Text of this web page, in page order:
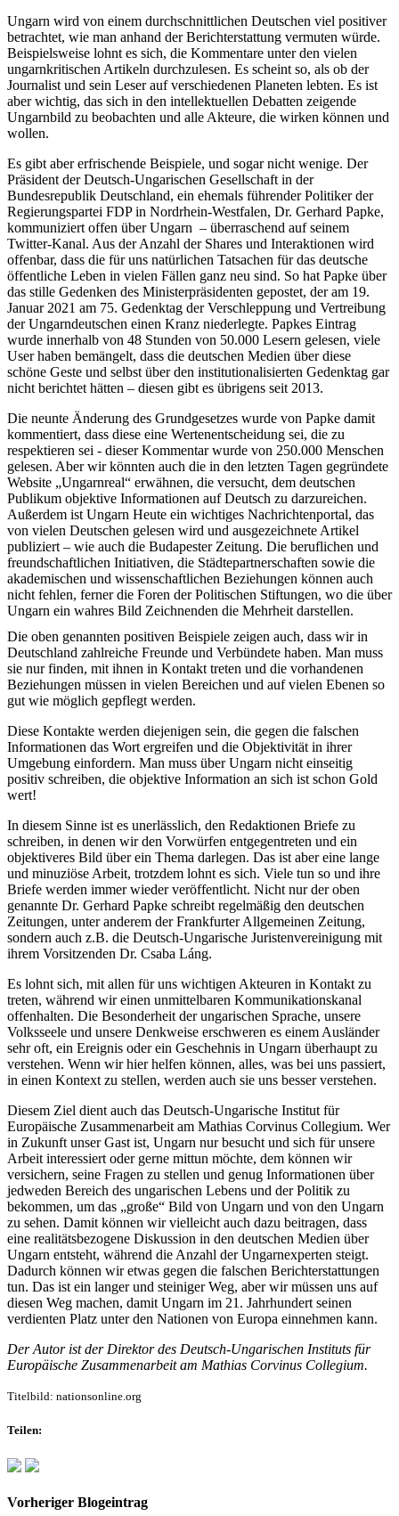
Ungarn wird von einem durchschnittlichen Deutschen viel positiver
betrachtet, wie man anhand der Berichterstattung vermuten würde.
Beispielsweise lohnt es sich, die Kommentare unter den vielen
ungarnkritischen Artikeln durchzulesen. Es scheint so, als ob der
Journalist und sein Leser auf verschiedenen Planeten lebten. Es ist
aber wichtig, das sich in den intellektuellen Debatten zeigende
Ungarnbild zu beobachten und alle Akteure, die wirken können und
wollen.
Es gibt aber erfrischende Beispiele, und sogar nicht wenige. Der
Präsident der Deutsch-Ungarischen Gesellschaft in der
Bundesrepublik Deutschland, ein ehemals führender Politiker der
Regierungspartei FDP in Nordrhein-Westfalen, Dr. Gerhard Papke,
kommuniziert offen über Ungarn – überraschend auf seinem
Twitter-Kanal. Aus der Anzahl der Shares und Interaktionen wird
offenbar, dass die für uns natürlichen Tatsachen für das deutsche
öffentliche Leben in vielen Fällen ganz neu sind. So hat Papke über
das stille Gedenken des Ministerpräsidenten gepostet, der am 19.
Januar 2021 am 75. Gedenktag der Verschleppung und Vertreibung
der Ungarndeutschen einen Kranz niederlegte. Papkes Eintrag
wurde innerhalb von 48 Stunden von 50.000 Lesern gelesen, viele
User haben bemängelt, dass die deutschen Medien über diese
schöne Geste und selbst über den institutionalisierten Gedenktag gar
nicht berichtet hätten – diesen gibt es übrigens seit 2013.
Die neunte Änderung des Grundgesetzes wurde von Papke damit
kommentiert, dass diese eine Wertenentscheidung sei, die zu
respektieren sei - dieser Kommentar wurde von 250.000 Menschen
gelesen. Aber wir könnten auch die in den letzten Tagen gegründete
Website „Ungarnreal“ erwähnen, die versucht, dem deutschen
Publikum objektive Informationen auf Deutsch zu darzureichen.
Außerdem ist Ungarn Heute ein wichtiges Nachrichtenportal, das
von vielen Deutschen gelesen wird und ausgezeichnete Artikel
publiziert – wie auch die Budapester Zeitung. Die beruflichen und
freundschaftlichen Initiativen, die Städtepartnerschaften sowie die
akademischen und wissenschaftlichen Beziehungen können auch
nicht fehlen, ferner die Foren der Politischen Stiftungen, wo die über
Ungarn ein wahres Bild Zeichnenden die Mehrheit darstellen.
Die oben genannten positiven Beispiele zeigen auch, dass wir in
Deutschland zahlreiche Freunde und Verbündete haben. Man muss
sie nur finden, mit ihnen in Kontakt treten und die vorhandenen
Beziehungen müssen in vielen Bereichen und auf vielen Ebenen so
gut wie möglich gepflegt werden.
Diese Kontakte werden diejenigen sein, die gegen die falschen
Informationen das Wort ergreifen und die Objektivität in ihrer
Umgebung einfordern. Man muss über Ungarn nicht einseitig
positiv schreiben, die objektive Information an sich ist schon Gold
wert!
In diesem Sinne ist es unerlässlich, den Redaktionen Briefe zu
schreiben, in denen wir den Vorwürfen entgegentreten und ein
objektiveres Bild über ein Thema darlegen. Das ist aber eine lange
und minuziöse Arbeit, trotzdem lohnt es sich. Viele tun so und ihre
Briefe werden immer wieder veröffentlicht. Nicht nur der oben
genannte Dr. Gerhard Papke schreibt regelmäßig den deutschen
Zeitungen, unter anderem der Frankfurter Allgemeinen Zeitung,
sondern auch z.B. die Deutsch-Ungarische Juristenvereinigung mit
ihrem Vorsitzenden Dr. Csaba Láng.
Es lohnt sich, mit allen für uns wichtigen Akteuren in Kontakt zu
treten, während wir einen unmittelbaren Kommunikationskanal
offenhalten. Die Besonderheit der ungarischen Sprache, unsere
Volksseele und unsere Denkweise erschweren es einem Ausländer
sehr oft, ein Ereignis oder ein Geschehnis in Ungarn überhaupt zu
verstehen. Wenn wir hier helfen können, alles, was bei uns passiert,
in einen Kontext zu stellen, werden auch sie uns besser verstehen.
Diesem Ziel dient auch das Deutsch-Ungarische Institut für
Europäische Zusammenarbeit am Mathias Corvinus Collegium. Wer
in Zukunft unser Gast ist, Ungarn nur besucht und sich für unsere
Arbeit interessiert oder gerne mittun möchte, dem können wir
versichern, seine Fragen zu stellen und genug Informationen über
jedweden Bereich des ungarischen Lebens und der Politik zu
bekommen, um das „große“ Bild von Ungarn und von den Ungarn
zu sehen. Damit können wir vielleicht auch dazu beitragen, dass
eine realitätsbezogene Diskussion in den deutschen Medien über
Ungarn entsteht, während die Anzahl der Ungarnexperten steigt.
Dadurch können wir etwas gegen die falschen Berichterstattungen
tun. Das ist ein langer und steiniger Weg, aber wir müssen uns auf
diesen Weg machen, damit Ungarn im 21. Jahrhundert seinen
verdienten Platz unter den Nationen von Europa einnehmen kann.
Der Autor ist der Direktor des Deutsch-Ungarischen Instituts für
Europäische Zusammenarbeit am Mathias Corvinus Collegium.
Titelbild: nationsonline.org
Teilen:
Vorheriger Blogeintrag